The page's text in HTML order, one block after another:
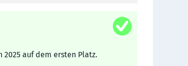
auf dem ersten Platz.